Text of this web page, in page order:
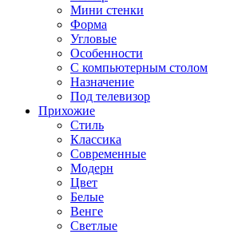
Мини стенки
Форма
Угловые
Особенности
С компьютерным столом
Назначение
Под телевизор
Прихожие
Стиль
Классика
Современные
Модерн
Цвет
Белые
Венге
Светлые